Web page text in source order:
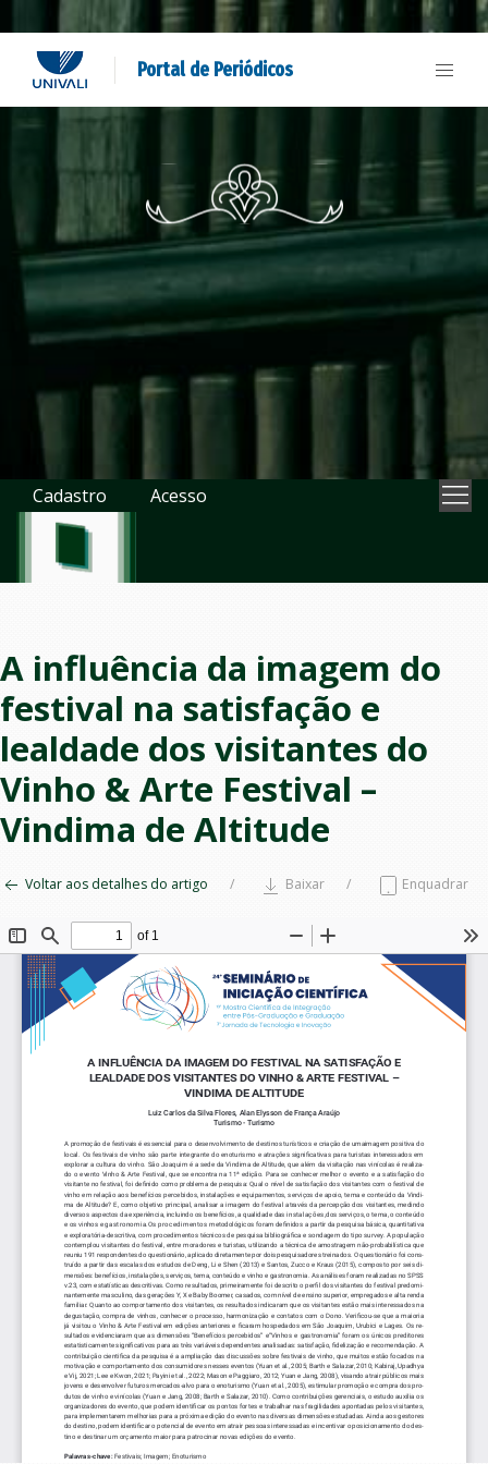
Portal de Periódicos
Cadastro Acesso
A influência da imagem do
festival na satisfação e
lealdade dos visitantes do
Vinho & Arte Festival –
Vindima de Altitude
Voltar aos detalhes do artigo Baixar Enquadrar